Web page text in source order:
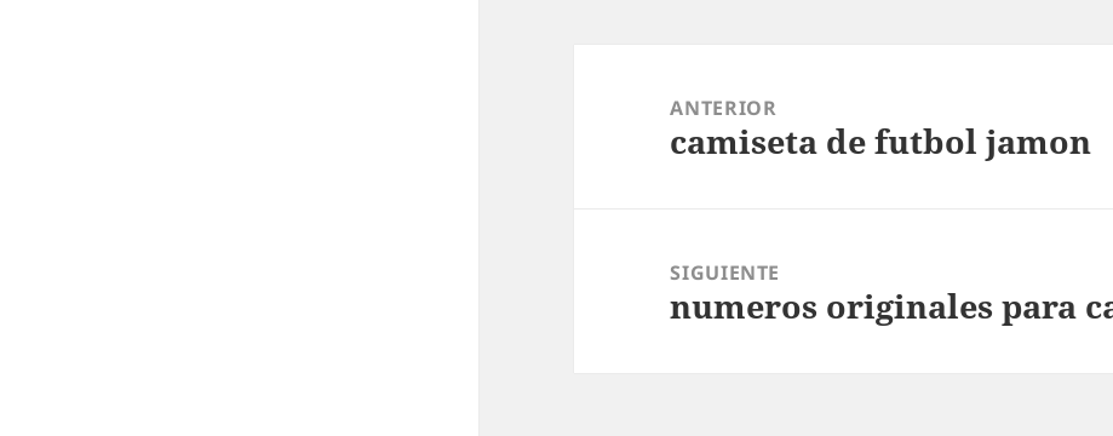
entradas
ANTERIOR
Entrada
camiseta de futbol jamon
SIGUIENTE
Entrada
numeros originales para